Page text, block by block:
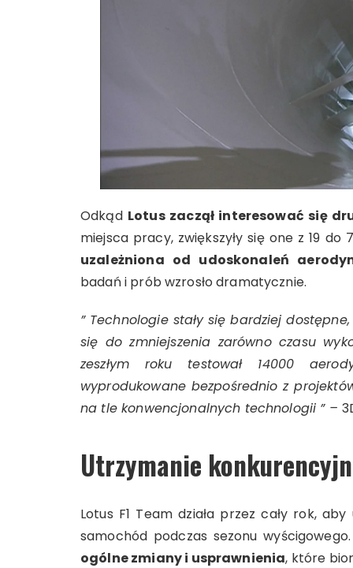
Odkąd Lotus zaczął interesować się
miejsca pracy, zwiększyły się one z 19
uzależniona od udoskonaleń
badań i prób wzrosło dramatycznie.
” Technologie stały się bardziej
się do zmniejszenia zarówno czasu
zeszłym roku testował 14000
wyprodukowane bezpośrednio z
na tle konwencjonalnych technologii ” –
Utrzymanie
Lotus F1 Team działa przez cały rok,
samochód podczas sezonu
ogólne zmiany i usprawnienia, które